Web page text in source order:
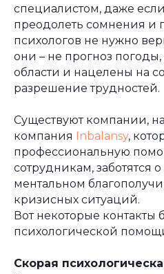
специалистом, даже
преодолеть сомнения и
психологов не нужно
они – не прогноз
области и нацелены на
разрешение трудностей.
Существуют компании,
компания Inbаlansy,
профессиональную
сотрудникам, заботятся
ментальном
кризисных ситуаций.
Вот некоторые контакты
психологической
Скорая